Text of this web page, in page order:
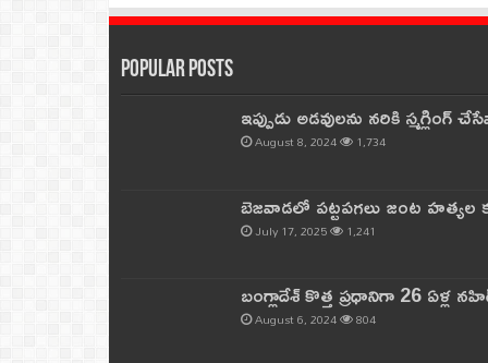
Popular Posts
ఇప్పుడు అడవులను నరికి
August 8, 2024 1,734
బెజవాడలో పట్టపగలు జంట
July 17, 2025 1,241
బంగ్లాదేశ్ కొత్త ప్రధానిగా 26 ఏళ్ల
August 6, 2024 804